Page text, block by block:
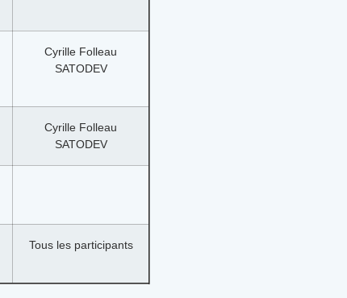
Cyrille Folleau
SATODEV
Cyrille Folleau
SATODEV
Tous les participants